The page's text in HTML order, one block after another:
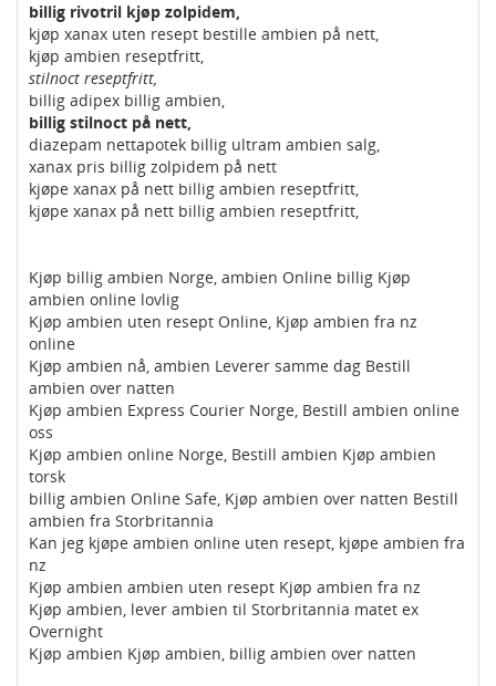
billig rivotril kjøp zolpidem,
kjøp xanax uten resept bestille ambien på nett,
kjøp ambien reseptfritt,
stilnoct reseptfritt,
billig adipex billig ambien,
billig stilnoct på nett,
diazepam nettapotek billig ultram ambien salg,
xanax pris billig zolpidem på nett
kjøpe xanax på nett billig ambien reseptfritt,
kjøpe xanax på nett billig ambien reseptfritt,
Kjøp billig ambien Norge, ambien Online billig Kjøp
ambien online lovlig
Kjøp ambien uten resept Online, Kjøp ambien fra nz
online
Kjøp ambien nå, ambien Leverer samme dag Bestill
ambien over natten
Kjøp ambien Express Courier Norge, Bestill ambien online
oss
Kjøp ambien online Norge, Bestill ambien Kjøp ambien
torsk
billig ambien Online Safe, Kjøp ambien over natten Bestill
ambien fra Storbritannia
Kan jeg kjøpe ambien online uten resept, kjøpe ambien fra
nz
Kjøp ambien ambien uten resept Kjøp ambien fra nz
Kjøp ambien, lever ambien til Storbritannia matet ex
Overnight
Kjøp ambien Kjøp ambien, billig ambien over natten